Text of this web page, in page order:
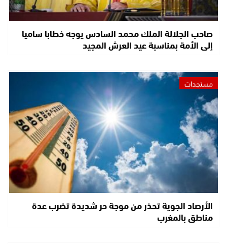
صاحب الجلالة الملك محمد السادس يوجه خطابا ساميا
إلى الأمة بمناسبة عيد العرش المجيد
مستجدات
الأرصاد الجوية تحذر من موجة حر شديدة تضرب عدة
مناطق بالمغرب